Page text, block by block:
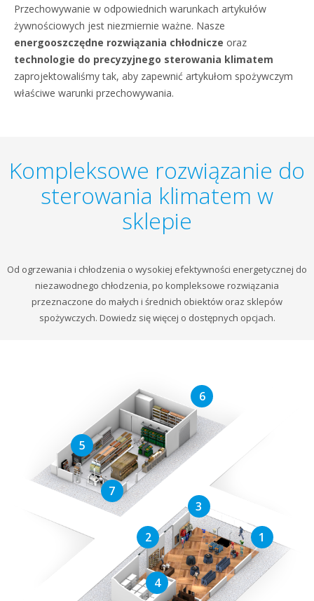
Przechowywanie w odpowiednich warunkach artykułów
żywnościowych jest niezmiernie ważne. Nasze
energooszczędne rozwiązania chłodnicze oraz
technologie do precyzyjnego sterowania klimatem
zaprojektowaliśmy tak, aby zapewnić artykułom spożywczym
właściwe warunki przechowywania.
Kompleksowe rozwiązanie do
sterowania klimatem w
sklepie
Od ogrzewania i chłodzenia o wysokiej efektywności energetycznej do
niezawodnego chłodzenia, po kompleksowe rozwiązania
przeznaczone do małych i średnich obiektów oraz sklepów
spożywczych. Dowiedz się więcej o dostępnych opcjach.